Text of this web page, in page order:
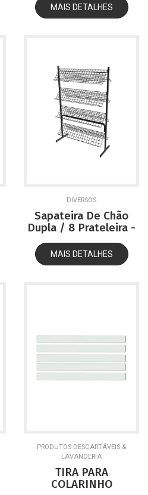
MAIS DETALHES
DIVERSOS
Sapateira De Chão
Dupla / 8 Prateleira -
1,00mt
MAIS DETALHES
PRODUTOS DESCARTÁVEIS &
LAVANDERIA
TIRA PARA
COLARINHO